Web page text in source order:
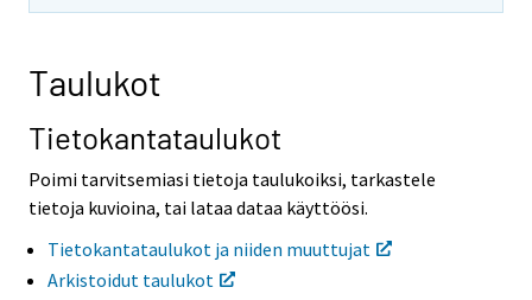
Taulukot
Tietokantataulukot
Poimi tarvitsemiasi tietoja taulukoiksi, tarkastele
tietoja kuvioina, tai lataa dataa käyttöösi.
Tietokantataulukot ja niiden muuttujat
Arkistoidut taulukot